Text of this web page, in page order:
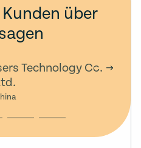
über
Technology Co.